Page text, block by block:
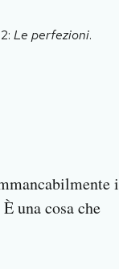
Le perfezioni.
i
una cosa che